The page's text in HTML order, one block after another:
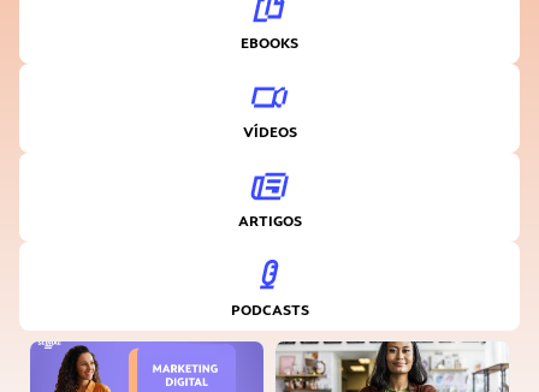
EBOOKS
VÍDEOS
ARTIGOS
PODCASTS